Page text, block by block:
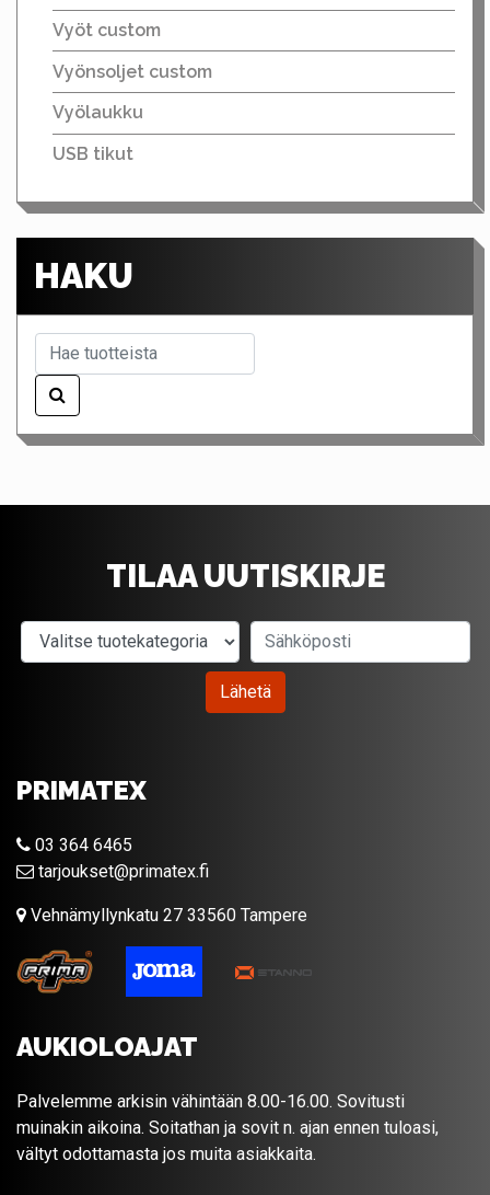
Vyöt custom
Vyönsoljet custom
Vyölaukku
USB tikut
HAKU
TILAA UUTISKIRJE
Valitse tuotekategoria
Lähetä
PRIMATEX
03 364 6465
tarjoukset@primatex.fi
Vehnämyllynkatu 27 33560 Tampere
AUKIOLOAJAT
Palvelemme arkisin vähintään 8.00-16.00. Sovitusti
muinakin aikoina. Soitathan ja sovit n. ajan ennen tuloasi,
vältyt odottamasta jos muita asiakkaita.